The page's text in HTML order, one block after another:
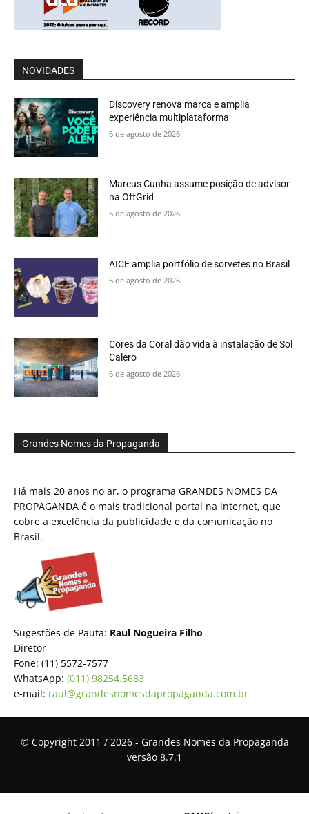
NOVIDADES
Discovery renova marca e amplia
experiência multiplataforma
6 de agosto de 2026
Marcus Cunha assume posição de advisor
na OffGrid
6 de agosto de 2026
AICE amplia portfólio de sorvetes no Brasil
6 de agosto de 2026
Cores da Coral dão vida à instalação de Sol
Calero
6 de agosto de 2026
Grandes Nomes da Propaganda
Há mais 20 anos no ar, o programa GRANDES NOMES DA
PROPAGANDA é o mais tradicional portal na internet, que
cobre a excelência da publicidade e da comunicação no
Brasil.
Sugestões de Pauta: Raul Nogueira Filho
Diretor
Fone: (11) 5572-7577
WhatsApp: (011) 98254.5683
e-mail: raul@grandesnomesdapropaganda.com.br
© Copyright 2011 / 2026 - Grandes Nomes da Propaganda
versão 8.7.1